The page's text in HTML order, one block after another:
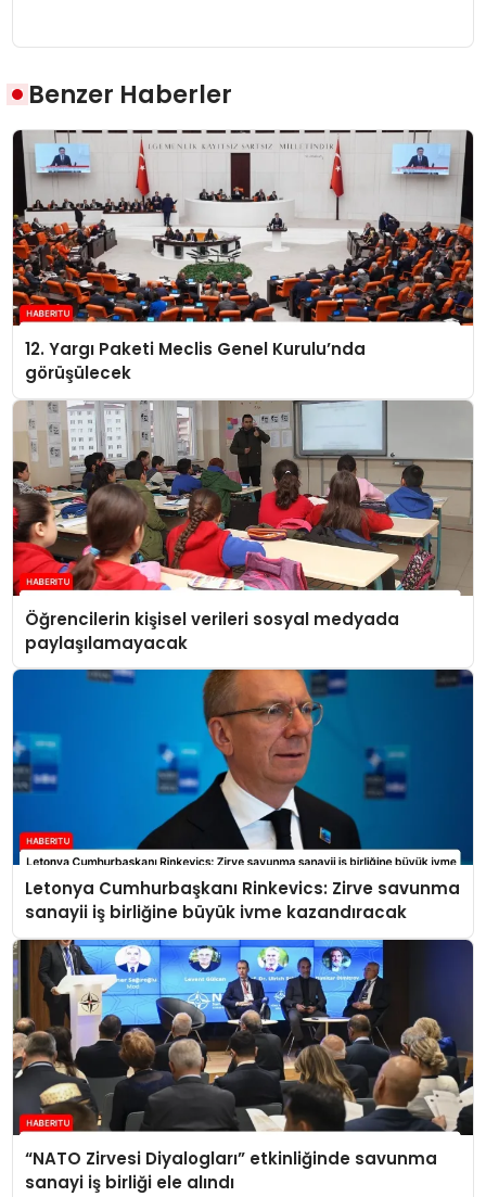
Benzer Haberler
12. Yargı Paketi Meclis Genel Kurulu’nda
görüşülecek
Öğrencilerin kişisel verileri sosyal medyada
paylaşılamayacak
Letonya Cumhurbaşkanı Rinkevics: Zirve savunma
sanayii iş birliğine büyük ivme kazandıracak
“NATO Zirvesi Diyalogları” etkinliğinde savunma
sanayi iş birliği ele alındı